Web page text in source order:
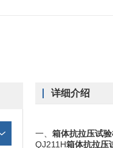
详细介绍
一、 箱体抗拉压试
QJ211H箱体抗拉压